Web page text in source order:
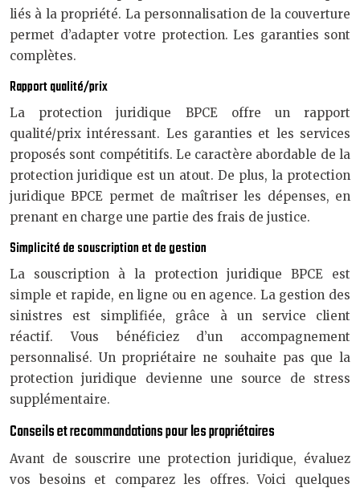
liés à la propriété. La personnalisation de la couverture
permet d’adapter votre protection. Les garanties sont
complètes.
Rapport qualité/prix
La protection juridique BPCE offre un rapport
qualité/prix intéressant. Les garanties et les services
proposés sont compétitifs. Le caractère abordable de la
protection juridique est un atout. De plus, la protection
juridique BPCE permet de maîtriser les dépenses, en
prenant en charge une partie des frais de justice.
Simplicité de souscription et de gestion
La souscription à la protection juridique BPCE est
simple et rapide, en ligne ou en agence. La gestion des
sinistres est simplifiée, grâce à un service client
réactif. Vous bénéficiez d’un accompagnement
personnalisé. Un propriétaire ne souhaite pas que la
protection juridique devienne une source de stress
supplémentaire.
Conseils et recommandations pour les propriétaires
Avant de souscrire une protection juridique, évaluez
vos besoins et comparez les offres. Voici quelques